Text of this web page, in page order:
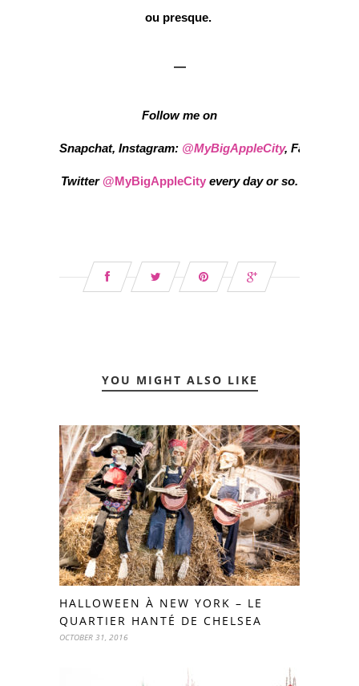
ou presque.
—
Follow me on
Snapchat, Instagram: @MyBigAppleCity, Facebook
Twitter @MyBigAppleCity every day or so.
YOU MIGHT ALSO LIKE
HALLOWEEN À NEW YORK – LE
QUARTIER HANTÉ DE CHELSEA
OCTOBER 31, 2016